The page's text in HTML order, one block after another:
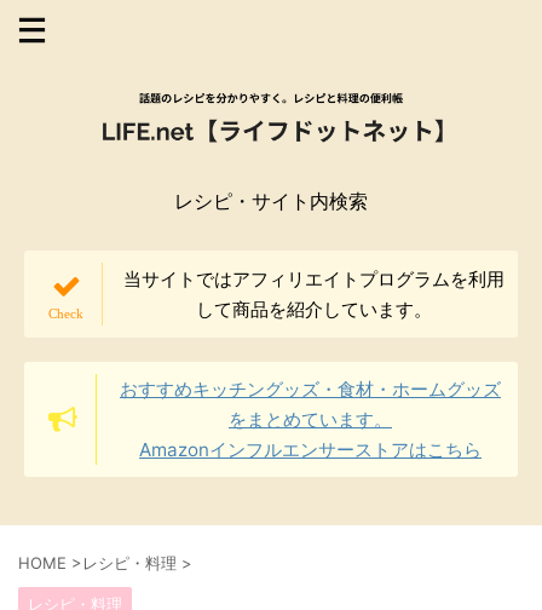
レシピ・サイト内検索
当サイトではアフィリエイトプログラムを利用
して商品を紹介しています。
おすすめキッチングッズ・食材・ホームグッズ
をまとめています。
Amazonインフルエンサーストアはこちら
HOME >レシピ・料理 >
レシピ・料理